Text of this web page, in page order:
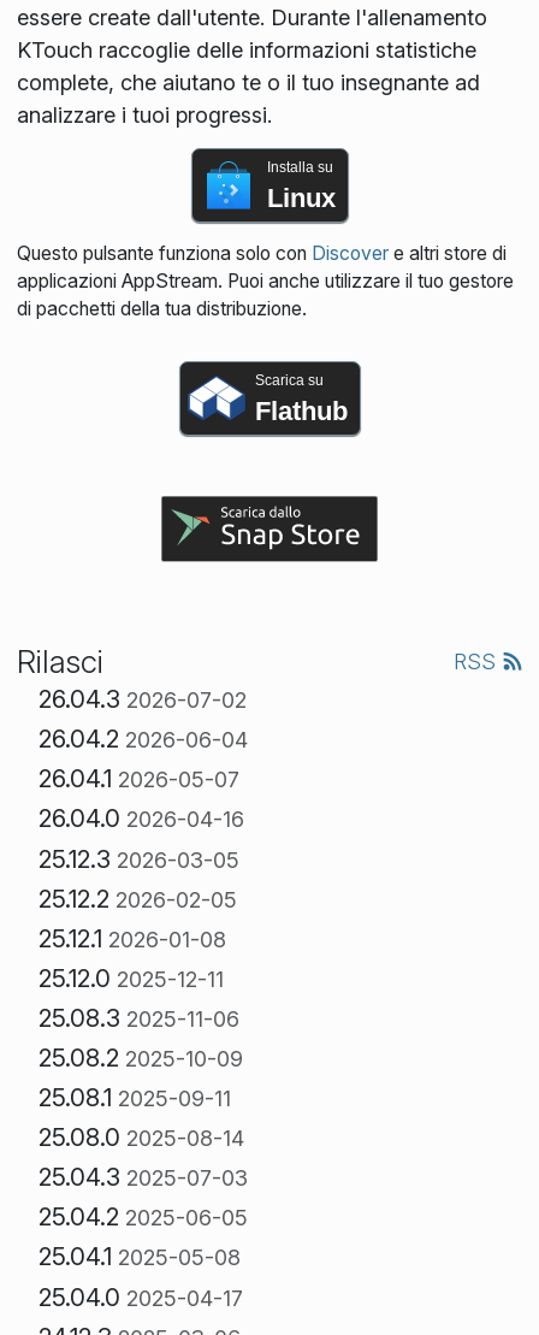
essere create dall'utente. Durante l'allenamento
KTouch raccoglie delle informazioni statistiche
complete, che aiutano te o il tuo insegnante ad
analizzare i tuoi progressi.
Installa su
Linux
Questo pulsante funziona solo con Discovere altri store di
applicazioni AppStream. Puoi anche utilizzare il tuo gestore
di pacchetti della tua distribuzione.
Scarica su
Flathub
Rilasci RSS
26.04.3 2026-07-02
26.04.2 2026-06-04
26.04.1 2026-05-07
26.04.0 2026-04-16
25.12.3 2026-03-05
25.12.2 2026-02-05
25.12.1 2026-01-08
25.12.0 2025-12-11
25.08.3 2025-11-06
25.08.2 2025-10-09
25.08.1 2025-09-11
25.08.0 2025-08-14
25.04.3 2025-07-03
25.04.2 2025-06-05
25.04.1 2025-05-08
25.04.0 2025-04-17